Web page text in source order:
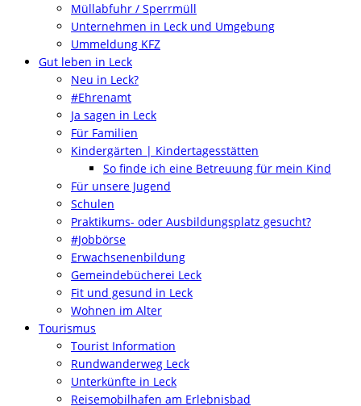
Müllabfuhr / Sperrmüll
Unternehmen in Leck und Umgebung
Ummeldung KFZ
Gut leben in Leck
Neu in Leck?
#Ehrenamt
Ja sagen in Leck
Für Familien
Kindergärten | Kindertagesstätten
So finde ich eine Betreuung für mein Kind
Für unsere Jugend
Schulen
Praktikums- oder Ausbildungsplatz gesucht?
#Jobbörse
Erwachsenenbildung
Gemeindebücherei Leck
Fit und gesund in Leck
Wohnen im Alter
Tourismus
Tourist Information
Rundwanderweg Leck
Unterkünfte in Leck
Reisemobilhafen am Erlebnisbad